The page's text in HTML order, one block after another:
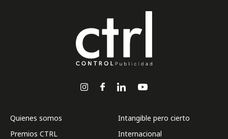
Quienes somos
Premios CTRL
Intangible pero cierto
Internacional